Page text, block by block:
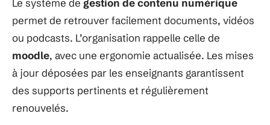
permet de retrouver facilement documents, vidéos
ou podcasts. L’organisation rappelle celle de
moodle, avec une ergonomie actualisée. Les mises
à jour déposées par les enseignants garantissent
des supports pertinents et régulièrement
renouvelés.